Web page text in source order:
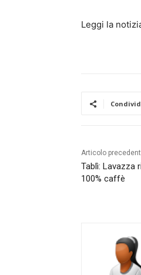
Leggi la
Articolo
Tablì: Lavazza
100% caffè